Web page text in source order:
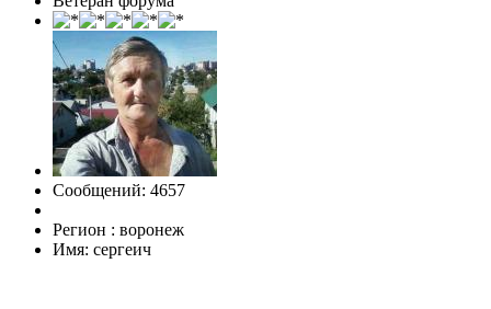
Сообщений: 4657
Регион : воронеж
Имя: сергеич